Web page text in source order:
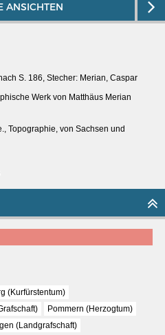
shipbuilding
(Kurfürstentum)
Pommern (Herzogtum)
(Landgrafschaft)
ANSICHTEN
S. 186, Stecher: Merian, Caspar
Werk von Matthäus Merian
Topographie, von Sachsen und